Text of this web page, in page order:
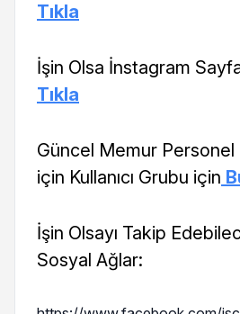
Tıkla
İşin Olsa İnstagram
Tıkla
Güncel Memur Personel
için Kullanıcı Grubu için
İşin Olsayı Takip
Sosyal Ağlar: